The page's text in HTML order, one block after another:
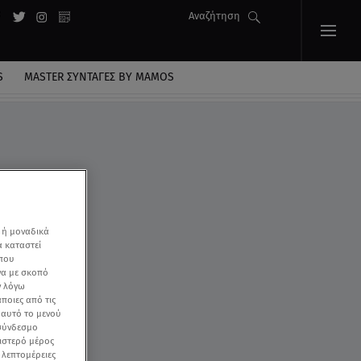
Αναζήτηση
MASTER ΣΥΝΤΑΓΈΣ BY MAMOS
μοναδικά
με σκοπό
λόγω
από τις
αυτό το μενού
μέρος